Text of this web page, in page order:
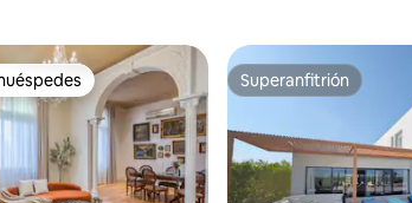
Superanfitrión
Superanfitrión